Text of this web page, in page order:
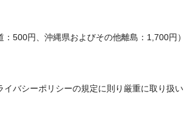
500円、沖縄県およびその他離島：1,700円
バシーポリシーの規定に則り厳重に取り扱い